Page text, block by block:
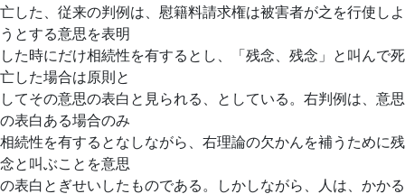
亡した、従来の判例は、慰籍料請求権は被害者が之を行使しよ
うとする意思を表明
した時にだけ相続性を有するとし、「残念、残念」と叫んで死
亡した場合は原則と
してその意思の表白と見られる、としている。右判例は、意思
の表白ある場合のみ
相続性を有するとなしながら、右理論の欠かんを補うために残
念と叫ぶことを意思
の表白とぎせいしたものである。しかしながら、人は、かかる